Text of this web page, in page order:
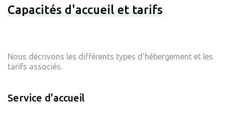
Capacités d'accueil et tarifs
Nous décrivons les différents types d'hébergement et les
tarifs associés.
Service d'accueil